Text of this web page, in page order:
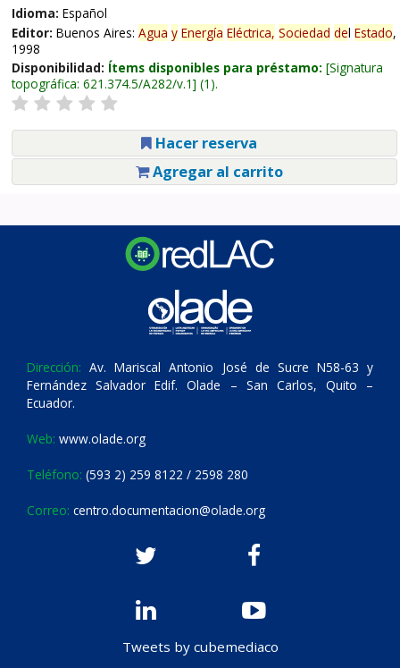
Idioma: Español
Editor: Buenos Aires: Agua y Energía Eléctrica, Sociedad del Estado,
1998
Disponibilidad: Ítems disponibles para préstamo: Signatura
topográfica: 621.374.5/A282/v.1 (1).
Hacer reserva
Agregar al carrito
Dirección: Av. Mariscal Antonio José de Sucre N58-63 y
Fernández Salvador Edif. Olade – San Carlos, Quito –
Ecuador.
Web: www.olade.org
Teléfono: (593 2) 259 8122 / 2598 280
Correo: centro.documentacion@olade.org
Tweets by cubemediaco